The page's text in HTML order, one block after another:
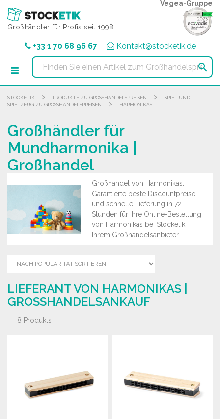
Großhändler für Profis seit 1998
Vegea-Gruppe
+33 1 70 68 96 67 Kontakt@stocketik.de

STOCKETIK > PRODUKTE ZU GROSSHANDELSPREISEN >
SPIEL UND
SPIELZEUG ZU GROSSHANDELSPREISEN
> HARMONIKAS
Großhändler für
Mundharmonika |
Großhandel
Großhandel von Harmonikas.
Garantierte beste Discountpreise
und schnelle Lieferung in 72
Stunden für Ihre Online-Bestellung
von Harmonikas bei Stocketik,
Ihrem Großhandelsanbieter.
LIEFERANT VON HARMONIKAS |
GROSSHANDELSANKAUF
8 Produkts